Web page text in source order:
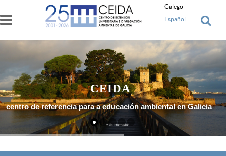
Ir o contido principal
Galego
Español
centro de referencia para a educación ambiental en Galicia
Máis Información
CEIDA